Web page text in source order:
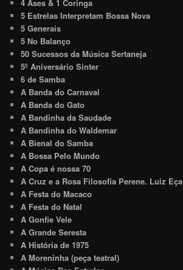
4 Ases & 1 Coringa
5 Estrelas Interpretam Bossa Nova
5 Generais
5 No Balanço
50 Sucessos da Música Sertaneja
5º Aniversário Sinter
6 de Samba
A Banda do Carnaval
A Banda do Gato
A Bandinha da Saudade
A Bandinha do Waldemar
A Bienal do Samba
A Bossa Pelo Mundo
A Copa é nossa 70
A Cruz e a Rosa Filosofia Perene. Luiz Eça
A Festa do Macaco
A Festa do Natal
A Gonfie Vele
A Grande Seresta
A História de 1975
A Moreninha (peça teatral)